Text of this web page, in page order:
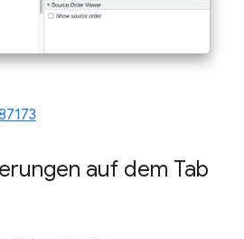
auf dem Tab